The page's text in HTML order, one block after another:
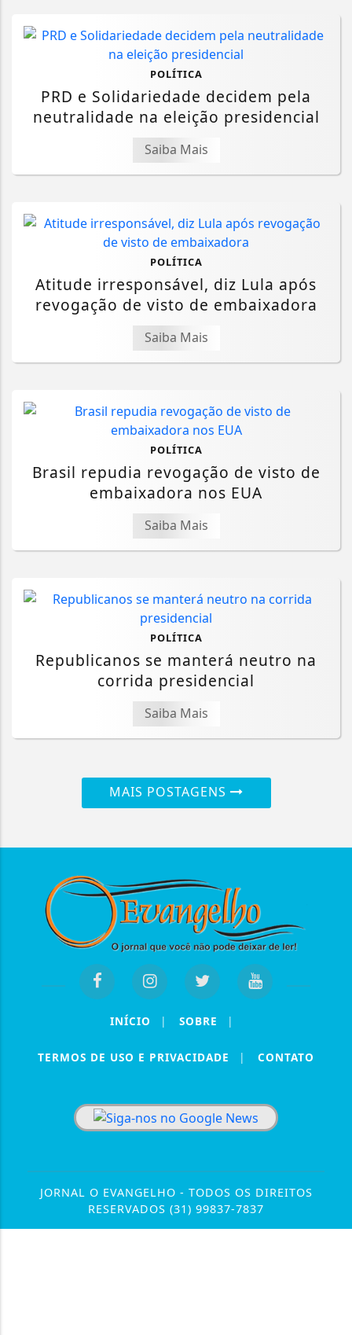
POLÍTICA
PRD e Solidariedade decidem pela
neutralidade na eleição presidencial
Saiba Mais
POLÍTICA
Atitude irresponsável, diz Lula após
revogação de visto de embaixadora
Saiba Mais
POLÍTICA
Brasil repudia revogação de visto de
embaixadora nos EUA
Saiba Mais
POLÍTICA
Republicanos se manterá neutro na
corrida presidencial
Saiba Mais
MAIS POSTAGENS
INÍCIO | SOBRE |
TERMOS DE USO E PRIVACIDADE | CONTATO
JORNAL O EVANGELHO - TODOS OS DIREITOS
RESERVADOS (31) 99837-7837